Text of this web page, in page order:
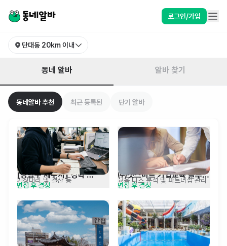
로그인/가입
단대동 20km 이내
동네 알바 알바 찾기
동네알바 추천 최근 등록된 단기 알바
[강남구 세무사] 경력
3년이상 세무회계사무원
모집
기장대리 및 결산 등
면접 후 결정
㈜겟스마트 기업교육 솔루션
영업 전문가 채용 공고
교육 니즈 분석 및 파트너십 관리
면접 후 결정